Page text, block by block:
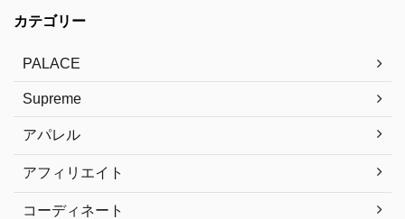
カテゴリー
PALACE
Supreme
アパレル
アフィリエイト
コーディネート